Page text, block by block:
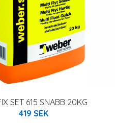
SET 615 SNABB 20KG
419 SEK